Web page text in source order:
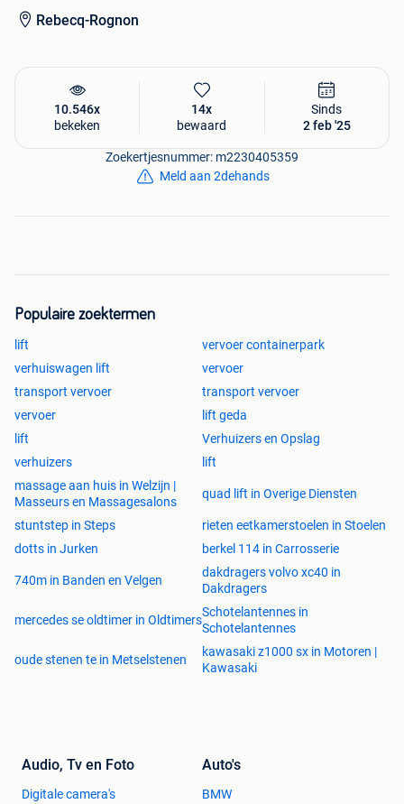
Rebecq-Rognon
10.546x
bekeken
14x
bewaard
Sinds
2 feb '25
Zoekertjesnummer: m2230405359
Meld aan 2dehands
Populaire zoektermen
lift
vervoer containerpark
verhuiswagen lift
vervoer
transport vervoer
transport vervoer
vervoer
lift geda
lift
Verhuizers en Opslag
verhuizers
lift
massage aan huis in Welzijn |
Masseurs en Massagesalons
quad lift in Overige Diensten
stuntstep in Steps
rieten eetkamerstoelen in Stoelen
dotts in Jurken
berkel 114 in Carrosserie
740m in Banden en Velgen
dakdragers volvo xc40 in
Dakdragers
mercedes se oldtimer in Oldtimers
Schotelantennes in
Schotelantennes
oude stenen te in Metselstenen
kawasaki z1000 sx in Motoren |
Kawasaki
Audio, Tv en Foto
Digitale camera's
Auto's
BMW